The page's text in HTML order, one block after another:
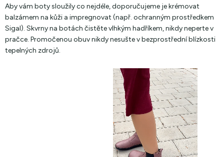
Aby vám boty sloužily co nejdéle, doporučujeme je krémovat
balzámem na kůži a impregnovat (např. ochranným prostředkem
Sigal). Skvrny na botách čistěte vlhkým hadříkem, nikdy neperte v
pračce. Promočenou obuv nikdy nesušte v bezprostřední blízkosti
tepelných zdrojů.